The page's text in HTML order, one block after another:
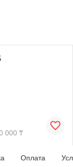
000 ₸
Оплата